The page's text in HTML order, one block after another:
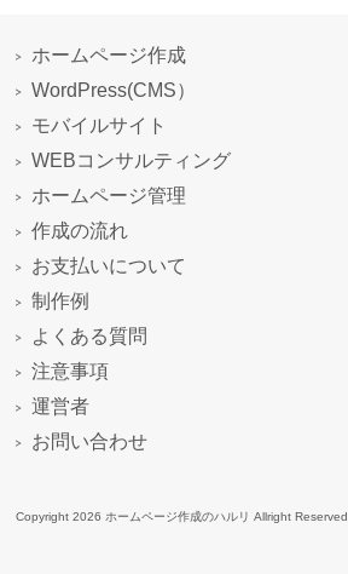
ホームページ作成
WordPress(CMS）
モバイルサイト
WEBコンサルティング
ホームページ管理
作成の流れ
お支払いについて
制作例
よくある質問
注意事項
運営者
お問い合わせ
Copyright 2026 ホームページ作成のハルリ Allright Reserved.